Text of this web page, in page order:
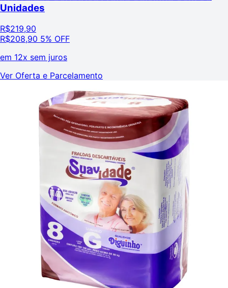
Unidades
R$219,90
R$208,90 5% OFF
em 12x sem juros
Ver Oferta e Parcelamento